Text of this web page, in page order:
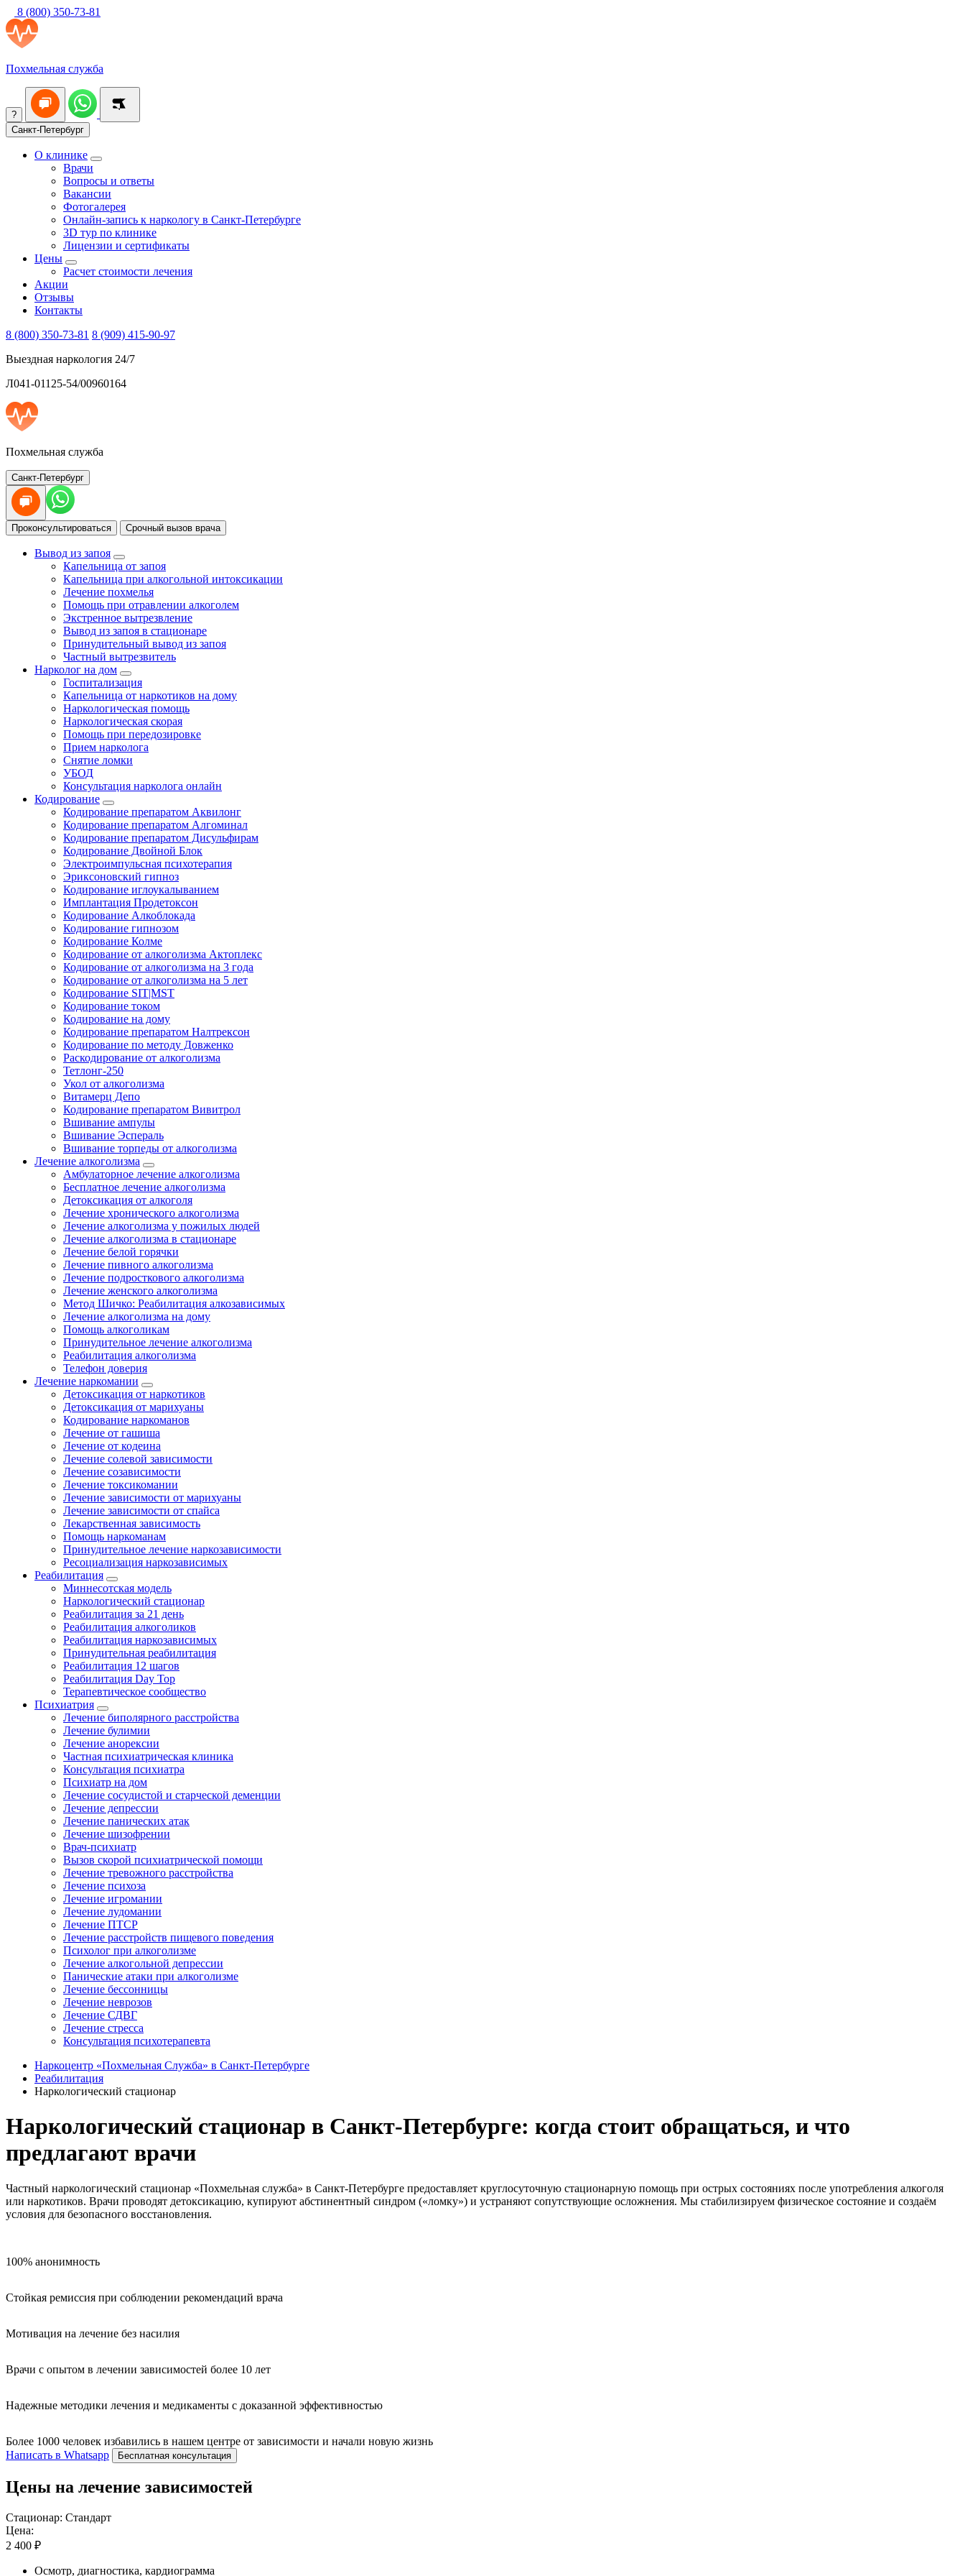
8 (800) 350-73-81
Похмельная служба
?
Санкт-Петербург
О клинике
Врачи
Вопросы и ответы
Вакансии
Фотогалерея
Онлайн-запись к наркологу в Санкт-Петербурге
3D тур по клинике
Лицензии и сертификаты
Цены
Расчет стоимости лечения
Акции
Отзывы
Контакты
8 (800) 350-73-81 8 (909) 415-90-97
Выездная наркология 24/7
Л041-01125-54/00960164
Похмельная служба
Санкт-Петербург
Проконсультироваться Срочный вызов врача
Вывод из запоя
Капельница от запоя
Капельница при алкогольной интоксикации
Лечение похмелья
Помощь при отравлении алкоголем
Экстренное вытрезвление
Вывод из запоя в стационаре
Принудительный вывод из запоя
Частный вытрезвитель
Нарколог на дом
Госпитализация
Капельница от наркотиков на дому
Наркологическая помощь
Наркологическая скорая
Помощь при передозировке
Прием нарколога
Снятие ломки
УБОД
Консультация нарколога онлайн
Кодирование
Кодирование препаратом Аквилонг
Кодирование препаратом Алгоминал
Кодирование препаратом Дисульфирам
Кодирование Двойной Блок
Электроимпульсная психотерапия
Эриксоновский гипноз
Кодирование иглоукалыванием
Имплантация Продетоксон
Кодирование Алкоблокада
Кодирование гипнозом
Кодирование Колме
Кодирование от алкоголизма Актоплекс
Кодирование от алкоголизма на 3 года
Кодирование от алкоголизма на 5 лет
Кодирование SIT|MST
Кодирование током
Кодирование на дому
Кодирование препаратом Налтрексон
Кодирование по методу Довженко
Раскодирование от алкоголизма
Тетлонг-250
Укол от алкоголизма
Витамерц Депо
Кодирование препаратом Вивитрол
Вшивание ампулы
Вшивание Эспераль
Вшивание торпеды от алкоголизма
Лечение алкоголизма
Амбулаторное лечение алкоголизма
Бесплатное лечение алкоголизма
Детоксикация от алкоголя
Лечение хронического алкоголизма
Лечение алкоголизма у пожилых людей
Лечение алкоголизма в стационаре
Лечение белой горячки
Лечение пивного алкоголизма
Лечение подросткового алкоголизма
Лечение женского алкоголизма
Метод Шичко: Реабилитация алкозависимых
Лечение алкоголизма на дому
Помощь алкоголикам
Принудительное лечение алкоголизма
Реабилитация алкоголизма
Телефон доверия
Лечение наркомании
Детоксикация от наркотиков
Детоксикация от марихуаны
Кодирование наркоманов
Лечение от гашиша
Лечение от кодеина
Лечение солевой зависимости
Лечение созависимости
Лечение токсикомании
Лечение зависимости от марихуаны
Лечение зависимости от спайса
Лекарственная зависимость
Помощь наркоманам
Принудительное лечение наркозависимости
Ресоциализация наркозависимых
Реабилитация
Миннесотская модель
Наркологический стационар
Реабилитация за 21 день
Реабилитация алкоголиков
Реабилитация наркозависимых
Принудительная реабилитация
Реабилитация 12 шагов
Реабилитация Day Top
Терапевтическое сообщество
Психиатрия
Лечение биполярного расстройства
Лечение булимии
Лечение анорексии
Частная психиатрическая клиника
Консультация психиатра
Психиатр на дом
Лечение сосудистой и старческой деменции
Лечение депрессии
Лечение панических атак
Лечение шизофрении
Врач-психиатр
Вызов скорой психиатрической помощи
Лечение тревожного расстройства
Лечение психоза
Лечение игромании
Лечение лудомании
Лечение ПТСР
Лечение расстройств пищевого поведения
Психолог при алкоголизме
Лечение алкогольной депрессии
Панические атаки при алкоголизме
Лечение бессонницы
Лечение неврозов
Лечение СДВГ
Лечение стресса
Консультация психотерапевта
Наркоцентр «Похмельная Служба» в Санкт-Петербурге
Реабилитация
Наркологический стационар
Наркологический стационар в Санкт-Петербурге: когда стоит обращаться, и что
предлагают врачи
Частный наркологический стационар «Похмельная служба» в Санкт-Петербурге предоставляет круглосуточную стационарную помощь при острых состояниях после употребления алкоголя
или наркотиков. Врачи проводят детоксикацию, купируют абстинентный синдром («ломку») и устраняют сопутствующие осложнения. Мы стабилизируем физическое состояние и создаём
условия для безопасного восстановления.
100% анонимность
Стойкая ремиссия при соблюдении рекомендаций врача
Мотивация на лечение без насилия
Врачи с опытом в лечении зависимостей более 10 лет
Надежные методики лечения и медикаменты с доказанной эффективностью
Более 1000 человек избавились в нашем центре от зависимости и начали новую жизнь
Написать в Whatsapp
Бесплатная консультация
Цены на лечение зависимостей
Стационар: Стандарт
Цена:
2 400 ₽
Осмотр, диагностика, кардиограмма